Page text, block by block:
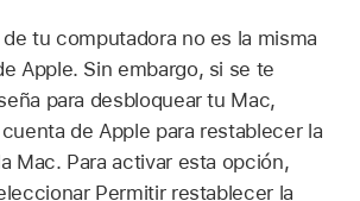
tu computadora no es la misma
Apple. Sin embargo, si se te
para desbloquear tu Mac,
de Apple para restablecer la
Mac. Para activar esta opción,
Permitir restablecer la